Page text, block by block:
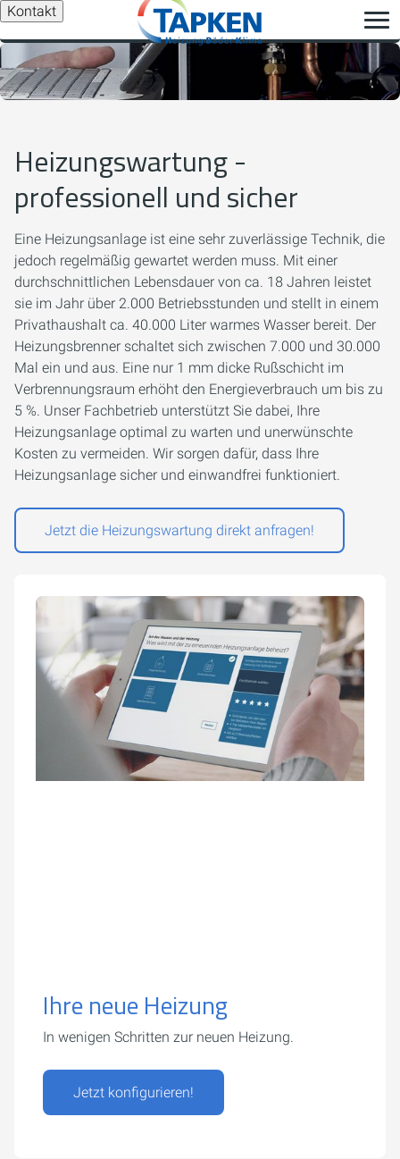
Kontakt
Heizungswartung -
professionell und sicher
Eine Heizungsanlage ist eine sehr zuverlässige Technik, die
jedoch regelmäßig gewartet werden muss. Mit einer
durchschnittlichen Lebensdauer von ca. 18 Jahren leistet
sie im Jahr über 2.000 Betriebsstunden und stellt in einem
Privathaushalt ca. 40.000 Liter warmes Wasser bereit. Der
Heizungsbrenner schaltet sich zwischen 7.000 und 30.000
Mal ein und aus. Eine nur 1 mm dicke Rußschicht im
Verbrennungsraum erhöht den Energieverbrauch um bis zu
5 %. Unser Fachbetrieb unterstützt Sie dabei, Ihre
Heizungsanlage optimal zu warten und unerwünschte
Kosten zu vermeiden. Wir sorgen dafür, dass Ihre
Heizungsanlage sicher und einwandfrei funktioniert.
Jetzt die Heizungswartung direkt anfragen!
Ihre neue Heizung
In wenigen Schritten zur neuen Heizung.
Jetzt konfigurieren!